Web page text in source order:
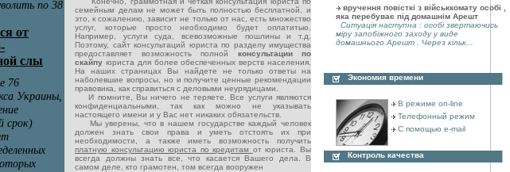
семейным делам не может быть полностью бесплатной, и
это, к сожалению, зависит не только от нас, есть множество
услуг, которые просто необходимо будет оплатитью.
Например, услуги суда, всевозможные пошлины и т.д.
Поэтому, сайт консультаций юриста по разделу имущества
предоставляет возможность полной консультации по
скайпу юриста для более обеспеченных верств населения.
На наших страницах Вы найдете не только ответы на
наболевшие вопросы, но и получите ценные рекомендации
правовика, как справиться с деловыми неурядицами.
И помните, Вы ничего не теряете. Все услуги являются
конфиденциальными, так как можно не указывать
настоящего имени и у Вас нет никаких обязательств.
Мы уверены, что в нашем государстве каждый человек
должен знать свои права и уметь отстоять их при
необходимости, а также иметь возможность получить
платную консультацию юриста по кредитам от юриста. Вы
всегда должны знать все, что касается Вашего дела. В
самом деле, кто грамотен, том всегда вооружен
вручення повісткі з військкомату особі ,
яка перебуває під домашнім Арешт
Ситуація наступна : особі звертаючись
міру запобіжного заходу у виде
домашнього Арешт . Через кільк...
Экономия времени
В режиме on-line
Телефонный режим
С помощью e-mail
Контроль качества